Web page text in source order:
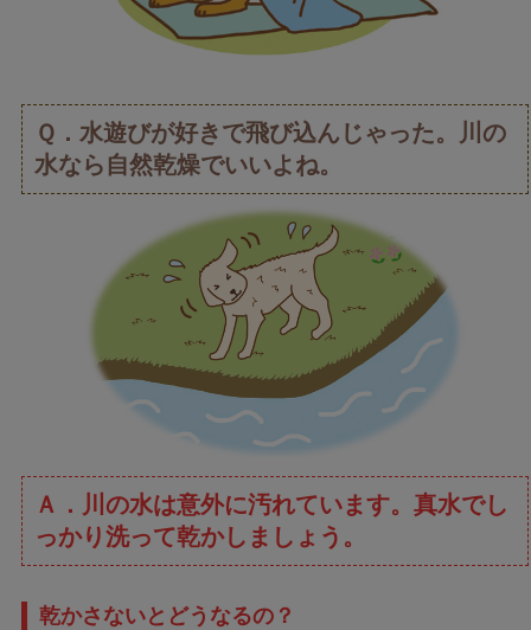
Ｑ．水遊びが好きで飛び込んじゃった。川の
水なら自然乾燥でいいよね。
Ａ．川の水は意外に汚れています。真水でし
っかり洗って乾かしましょう。
乾かさないとどうなるの？